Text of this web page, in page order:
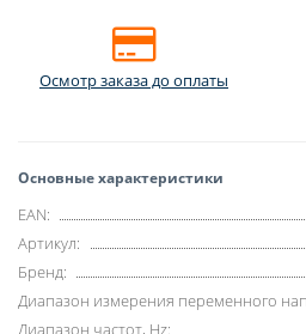
Осмотр заказа до оплаты
Основные характеристики
EAN:
Артикул:
Бренд:
Диапазон измерения переменного
Диапазон частот, Hz: